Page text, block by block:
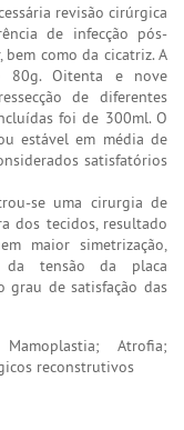
revisão cirúrgica
de infecção pós-
como da cicatriz. A
80g. Oitenta e nove
de diferentes
foi de 300ml. O
estável em média de
satisfatórios
se uma cirurgia de
dos tecidos, resultado
maior simetrização,
da tensão da placa
grau de satisfação das
Atrofia;
reconstrutivos